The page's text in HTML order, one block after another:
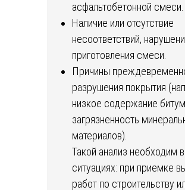
асфальтобетонной смеси.
Наличие или отсутствие
несоответствий,
приготовления смеси.
Причины
разрушения покрытия
низкое содержание
загрязненность
материалов).
Такой анализ необходим
ситуациях: при приемке
работ по строительству